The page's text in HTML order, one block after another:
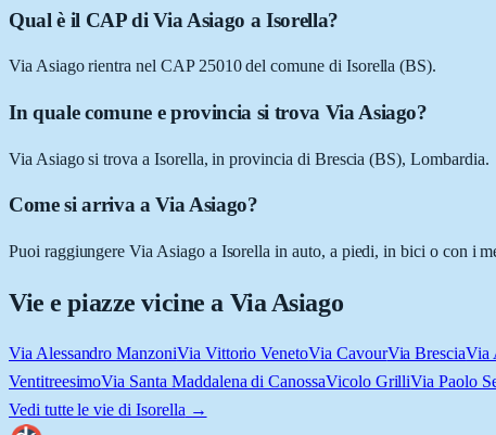
Qual è il CAP di Via Asiago a Isorella?
Via Asiago rientra nel CAP 25010 del comune di Isorella (BS).
In quale comune e provincia si trova Via Asiago?
Via Asiago si trova a Isorella, in provincia di Brescia (BS), Lombardia.
Come si arriva a Via Asiago?
Puoi raggiungere Via Asiago a Isorella in auto, a piedi, in bici o con i
Vie e piazze vicine a Via Asiago
Via Alessandro ManzoniVia Vittorio VenetoVia CavourVia BresciaVia
VentitreesimoVia Santa Maddalena di CanossaVicolo GrilliVia Paolo
Vedi tutte le vie di Isorella →